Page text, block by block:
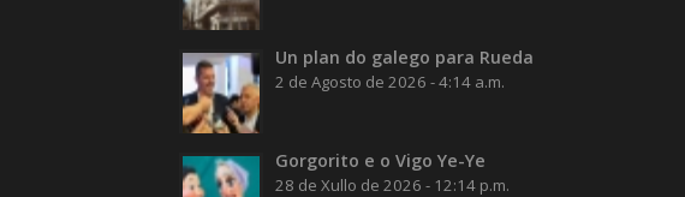
Un plan do galego para Rueda
2 de Agosto de 2026 - 4:14 a.m.
Gorgorito e o Vigo Ye-Ye
28 de Xullo de 2026 - 12:14 p.m.